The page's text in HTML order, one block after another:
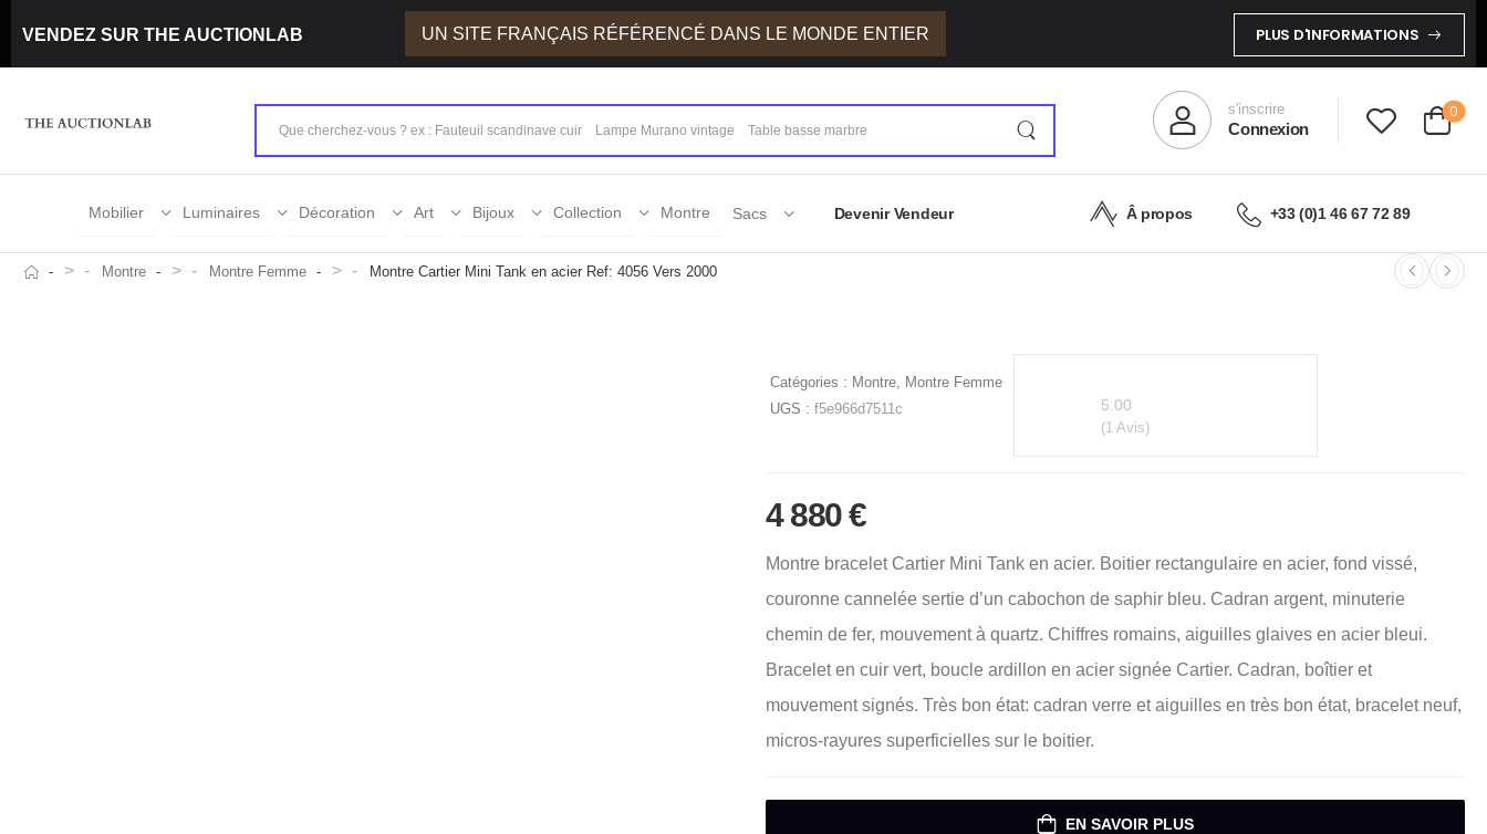
VENDEZ SUR THE AUCTIONLAB UN SITE FRANÇAIS RÉFÉRENCÉ DANS LE MONDE ENTIER PLUS D'INFORMATIONS
s'inscrire
Connexion
0
Mobilier Luminaires Décoration Art Bijoux Collection Montre Sacs Devenir Vendeur Â propos +33 (0)1 46 67 72 89
> Montre > Montre Femme > Montre Cartier Mini Tank en acier Ref: 4056 Vers 2000
Catégories : Montre Montre Femme
UGS : f5e966d7511c 5.00
(1 Avis)
4 880€
Montre bracelet Cartier Mini Tank en acier. Boitier rectangulaire en acier, fond vissé,
couronne cannelée sertie d’un cabochon de saphir bleu. Cadran argent, minuterie
chemin de fer, mouvement à quartz. Chiffres romains, aiguilles glaives en acier bleui.
Bracelet en cuir vert, boucle ardillon en acier signée Cartier. Cadran‚ boîtier et
mouvement signés. Très bon état: cadran verre et aiguilles en très bon état, bracelet neuf,
micros-rayures superficielles sur le boitier.
EN SAVOIR PLUS